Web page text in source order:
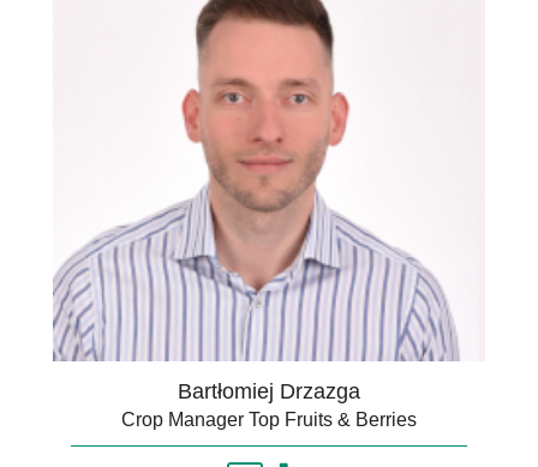
Bartłomiej Drzazga
Crop Manager Top Fruits & Berries